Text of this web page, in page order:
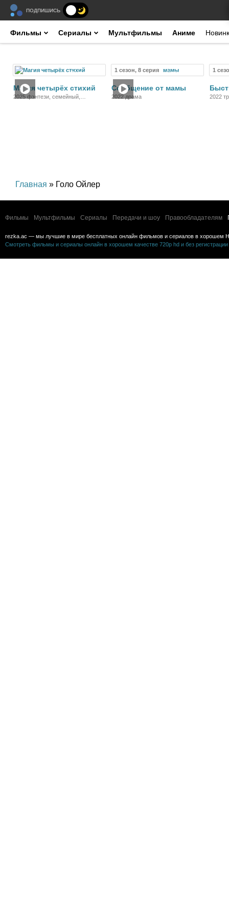
ПОДПИШИСЬ
Фильмы Сериалы Мультфильмы Аниме
Фильм
Магия четырёх стихий
2025 фэнтези, семейный,
1 сезон, 8 серия Сериал
Сообщение от мамы
2022 драма
1
2022
Главная » Голо Ойлер
Фильмы Мультфильмы Сериалы Передачи и шоу Правообладателям
rezka.ac — мы лучшие в мире бесплатных онлайн фильмов и сериалов в хорошем
Смотреть фильмы и сериалы онлайн в хорошем качестве 720p hd и без